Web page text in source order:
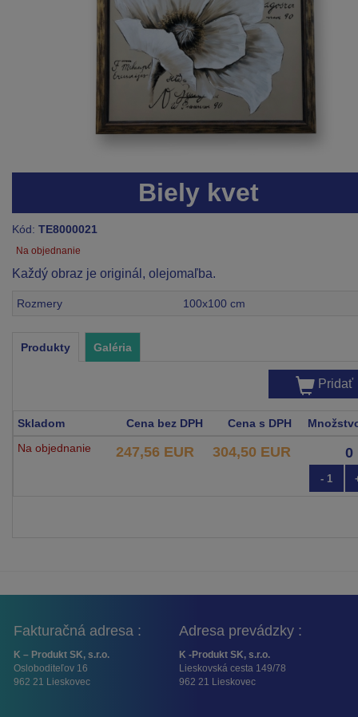
Biely kvet
Kód: TE8000021
Na objednanie
Každý obraz je originál, olejomaľba.
Rozmery 100x100 cm
Produkty Galéria
Pridať
Skladom Cena bez DPH Cena s DPH
Na objednanie
247,56 EUR 304,50 EUR
- 1
Fakturačná adresa :
K – Produkt SK, s.r.o.
Osloboditeľov 16
962 21 Lieskovec
Adresa prevádzky :
K -Produkt SK, s.r.o.
Lieskovská cesta 149/78
962 21 Lieskovec